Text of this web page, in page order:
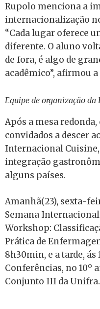
Rupolo menciona a
internacionalização
“Cada lugar oferece
diferente. O aluno
de fora, é algo de
acadêmico”, afirmou
Equipe de organização
Após a mesa
convidados a descer
Internacional
integração
alguns países.
Amanhã(23), sexta-
Semana
Workshop:
Prática de
8h30min, e a tarde, ás
Conferências, no 10º
Conjunto III da Unifra.